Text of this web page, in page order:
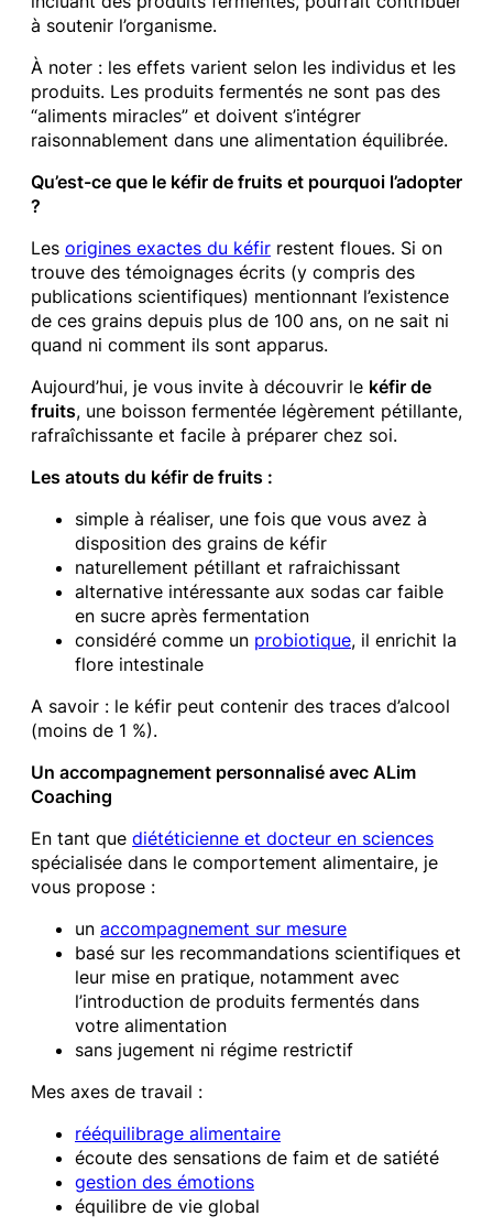
à soutenir l’organisme.
À noter : les effets varient selon les individus et les
produits. Les produits fermentés ne sont pas des
“aliments miracles” et doivent s’intégrer
raisonnablement dans une alimentation équilibrée.
Qu’est-ce que le kéfir de fruits et pourquoi l’adopter
?
Les origines exactes du kéfir restent floues. Si on
trouve des témoignages écrits (y compris des
publications scientifiques) mentionnant l’existence
de ces grains depuis plus de 100 ans, on ne sait ni
quand ni comment ils sont apparus.
Aujourd’hui, je vous invite à découvrir le kéfir de
fruits, une boisson fermentée légèrement pétillante,
rafraîchissante et facile à préparer chez soi.
Les atouts du kéfir de fruits :
simple à réaliser, une fois que vous avez à
disposition des grains de kéfir
naturellement pétillant et rafraichissant
alternative intéressante aux sodas car faible
en sucre après fermentation
considéré comme un probiotique, il enrichit la
flore intestinale
A savoir : le kéfir peut contenir des traces d’alcool
(moins de 1 %).
Un accompagnement personnalisé avec ALim
Coaching
En tant que diététicienne et docteur en sciences
spécialisée dans le comportement alimentaire, je
vous propose :
un accompagnement sur mesure
basé sur les recommandations scientifiques et
leur mise en pratique, notamment avec
l’introduction de produits fermentés dans
votre alimentation
sans jugement ni régime restrictif
Mes axes de travail :
rééquilibrage alimentaire
écoute des sensations de faim et de satiété
gestion des émotions
équilibre de vie global